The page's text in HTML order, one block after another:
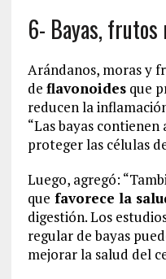
6- Bayas, frutos
Arándanos, moras y
de flavonoidesque
reducen la
“Las bayas
proteger las células
Luego, agregó:
que favorece la
digestión. Los
regular de bayas
mejorar la salud del